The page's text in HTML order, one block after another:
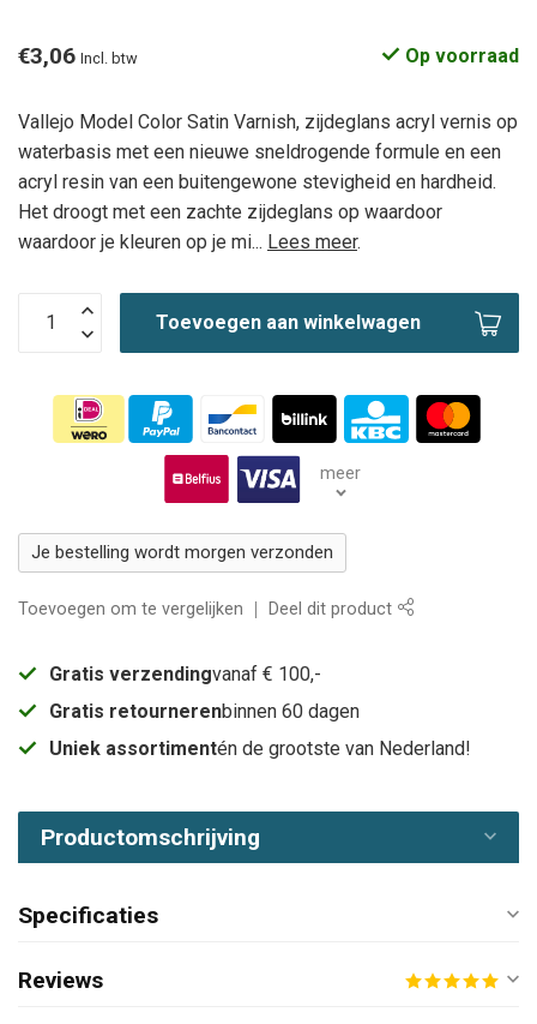
€3,06 Incl. btw Op voorraad
Vallejo Model Color Satin Varnish, zijdeglans acryl vernis op
waterbasis met een nieuwe sneldrogende formule en een
acryl resin van een buitengewone stevigheid en hardheid.
Het droogt met een zachte zijdeglans op waardoor
waardoor je kleuren op je mi... Lees meer.
Toevoegen aan winkelwagen
meer
Je bestelling wordt morgen verzonden
Toevoegen om te vergelijken Deel dit product
Gratis verzendingvanaf € 100,-
Gratis retournerenbinnen 60 dagen
Uniek assortimentén de grootste van Nederland!
Productomschrijving
Specificaties
Reviews